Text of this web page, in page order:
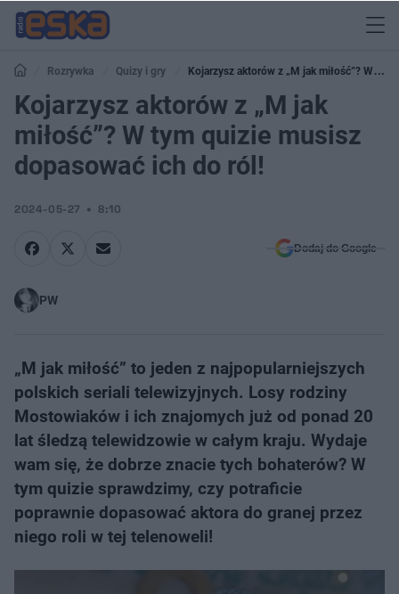
Rozrywka Quizy i gry
Kojarzysz aktorów z „M jak miłość”? W tym
quizie musisz dopasować ich do ról!
Kojarzysz aktorów z „M jak
miłość”? W tym quizie musisz
dopasować ich do ról!
2024-05-27 8:10
Dodaj do Google
PW
„M jak miłość” to jeden z najpopularniejszych
polskich seriali telewizyjnych. Losy rodziny
Mostowiaków i ich znajomych już od ponad 20
lat śledzą telewidzowie w całym kraju. Wydaje
wam się, że dobrze znacie tych bohaterów? W
tym quizie sprawdzimy, czy potraficie
poprawnie dopasować aktora do granej przez
niego roli w tej telenoweli!